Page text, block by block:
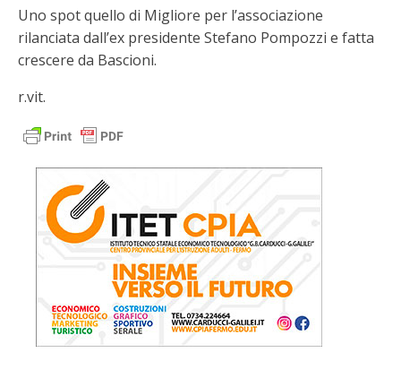
Uno spot quello di Migliore per l’associazione
rilanciata dall’ex presidente Stefano Pompozzi e fatta
crescere da Bascioni.
r.vit.